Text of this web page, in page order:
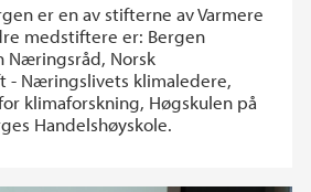
er en av stifterne av Varmere
medstiftere er: Bergen
Næringsråd, Norsk
- Næringslivets klimaledere,
klimaforskning, Høgskulen på
Handelshøyskole.